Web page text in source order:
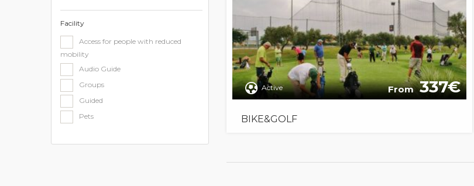
Facility
Access for people with reduced
mobility
Audio Guide
Groups
Guided
Pets
Active From 337
BIKE&GOLF